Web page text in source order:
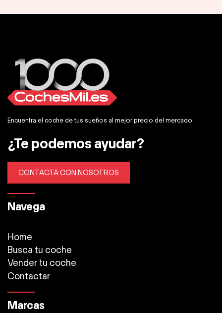
Encuentra el coche de tus sueños al mejor precio del mercado
¿Te podemos ayudar?
CONTACTA CON NOSOTROS
Navega
Home
Busca tu coche
Vender tu coche
Contactar
Marcas